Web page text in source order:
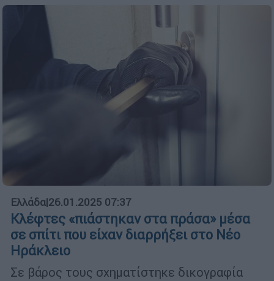
Ελλάδα|26.01.2025 07:37
Κλέφτες «πιάστηκαν στα πράσα» μέσα
σε σπίτι που είχαν διαρρήξει στο Νέο
Ηράκλειο
Σε βάρος τους σχηματίστηκε δικογραφία